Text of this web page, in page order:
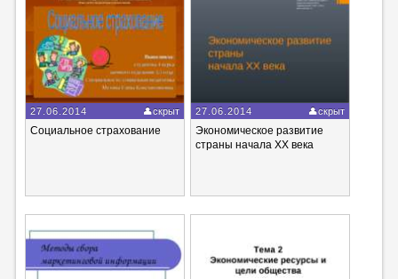
27.06.2014 скрыт
Социальное страхование
27.06.2014 скрыт
Экономическое развитие
страны начала ХХ века